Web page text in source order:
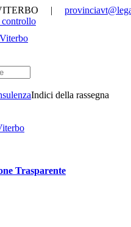
VITERBO |
controllo
Indici della rassegna
Trasparente